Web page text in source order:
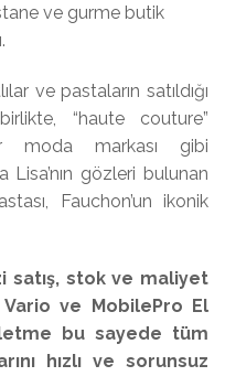
ve gurme butik
ve pastaların satıldığı
“haute couture”
moda markası gibi
Lisa’nın gözleri bulunan
Fauchon’un ikonik
satış, stok ve maliyet
ve MobilePro El
bu sayede tüm
hızlı ve sorunsuz